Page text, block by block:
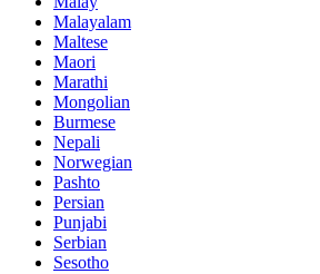
Malayalam
Maltese
Maori
Marathi
Mongolian
Burmese
Nepali
Norwegian
Pashto
Persian
Punjabi
Serbian
Sesotho